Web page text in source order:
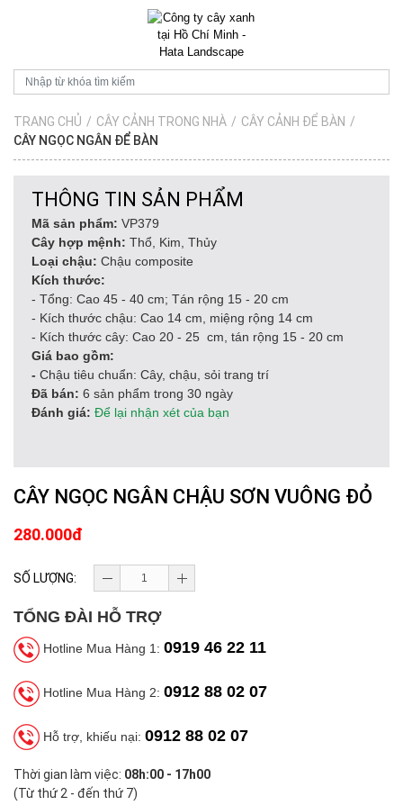
TRANG CHỦ / CÂY CẢNH TRONG NHÀ / CÂY CẢNH ĐỂ BÀN /
CÂY NGỌC NGÂN ĐỂ BÀN
THÔNG TIN SẢN PHẨM
Mã sản phẩm: VP379
Cây hợp mệnh: Thổ, Kim, Thủy
Loại chậu: Chậu composite
Kích thước:
- Tổng: Cao 45 - 40 cm; Tán rộng 15 - 20 cm
- Kích thước chậu: Cao 14 cm, miệng rộng 14 cm
- Kích thước cây: Cao 20 - 25 cm, tán rộng 15 - 20 cm
Giá bao gồm:
- Chậu tiêu chuẩn: Cây, chậu, sỏi trang trí
Đã bán: 6 sản phẩm trong 30 ngày
Đánh giá: Để lại nhận xét của bạn
CÂY NGỌC NGÂN CHẬU SƠN VUÔNG ĐỎ
280.000đ
SỐ LƯỢNG:
TỔNG ĐÀI HỖ TRỢ
Hotline Mua Hàng 1: 0919 46 22 11
Hotline Mua Hàng 2: 0912 88 02 07
Hỗ trợ, khiếu nại: 0912 88 02 07
Thời gian làm việc: 08h:00 - 17h00
(Từ thứ 2 - đến thứ 7)